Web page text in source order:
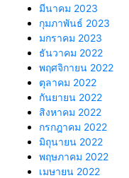
มีนาคม 2023
กุมภาพันธ์ 2023
มกราคม 2023
ธันวาคม 2022
พฤศจิกายน 2022
ตุลาคม 2022
กันยายน 2022
สิงหาคม 2022
กรกฎาคม 2022
มิถุนายน 2022
พฤษภาคม 2022
เมษายน 2022